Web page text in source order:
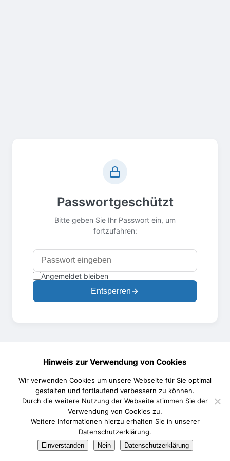
Passwortgeschützt
Bitte geben Sie Ihr Passwort ein, um
fortzufahren:
Angemeldet bleiben
Entsperren
Hinweis zur Verwendung von Cookies
Wir verwenden Cookies um unsere Webseite für Sie optimal
gestalten und fortlaufend verbessern zu können.
Durch die weitere Nutzung der Webseite stimmen Sie der
Verwendung von Cookies zu.
Weitere Informationen hierzu erhalten Sie in unserer
Datenschutzerklärung.
Einverstanden Nein Datenschutzerklärung